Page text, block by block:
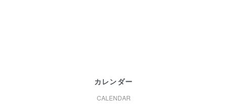
カレンダー
CALENDAR